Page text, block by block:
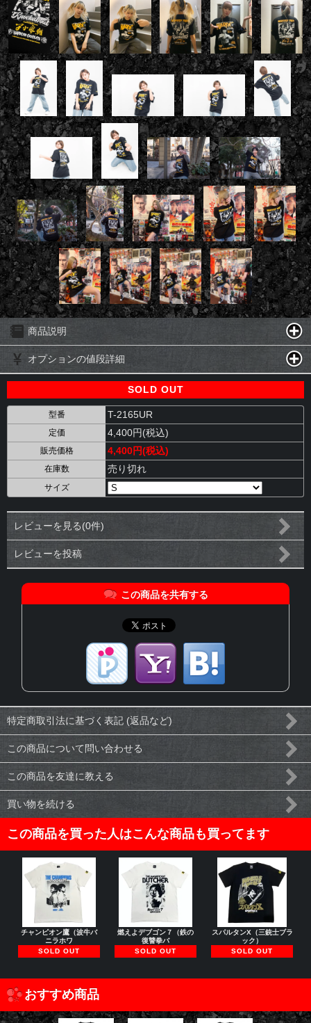
商品説明
オプションの値段詳細
SOLD OUT
型番 T-2165UR
定価 4,400円(税込)
販売価格 4,400円(税込)
在庫数 売り切れ
サイズ
レビューを見る(0件)
レビューを投稿
この商品を共有する
特定商取引法に基づく表記 (返品など)
この商品について問い合わせる
この商品を友達に教える
買い物を続ける
この商品を買った人はこんな商品も買ってます
チャンピオン鷹（波牛バ
ニラホワ
SOLD OUT
燃えよデブゴン７（鉄の
復讐拳バ
SOLD OUT
スパルタンX（三銃士ブラ
ック）
SOLD OUT
おすすめ商品